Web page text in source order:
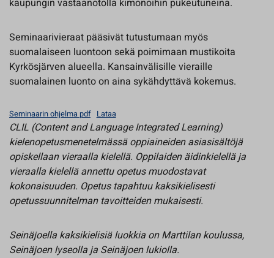
Seminaarivieraat pääsivät tutustumaan myös
suomalaiseen luontoon sekä poimimaan mustikoita
Kyrkösjärven alueella. Kansainvälisille vieraille
suomalainen luonto on aina sykähdyttävä kokemus.
Seminaarin ohjelma pdf Lataa
CLIL (Content and Language Integrated Learning)
kielenopetusmenetelmässä oppiaineiden asiasisältöjä
opiskellaan vieraalla kielellä. Oppilaiden äidinkielellä ja
vieraalla kielellä annettu opetus muodostavat
kokonaisuuden. Opetus tapahtuu kaksikielisesti
opetussuunnitelman tavoitteiden mukaisesti.
Seinäjoella kaksikielisiä luokkia on Marttilan koulussa,
Seinäjoen lyseolla ja Seinäjoen lukiolla.